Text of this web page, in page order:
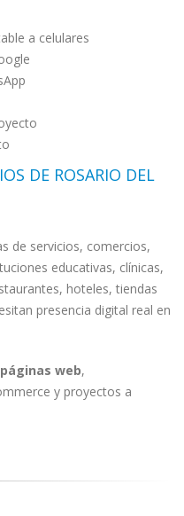
a celulares
DE ROSARIO DEL
de servicios, comercios,
educativas, clínicas,
hoteles, tiendas
presencia digital real en
web,
y proyectos a